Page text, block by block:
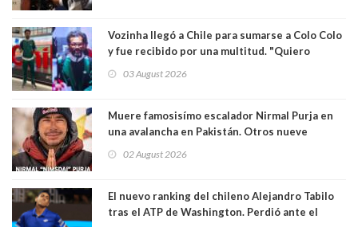
Vozinha llegó a Chile para sumarse a Colo Colo
y fue recibido por una multitud. "Quiero
hinchas"
03 August 2026
Muere famosisímo escalador Nirmal Purja en
una avalancha en Pakistán. Otros nueve
02 August 2026
El nuevo ranking del chileno Alejandro Tabilo
tras el ATP de Washington. Perdió ante el